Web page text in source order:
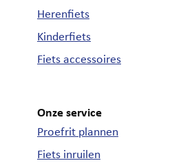
Herenfiets
Kinderfiets
Fiets accessoires
Onze service
Proefrit plannen
Fiets inruilen